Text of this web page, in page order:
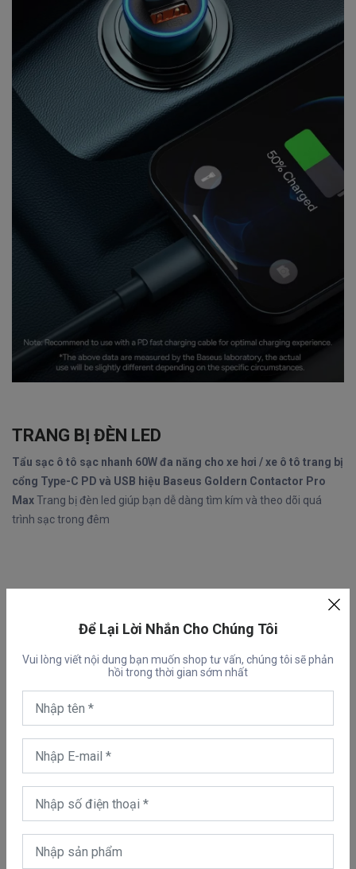
Để Lại Lời Nhắn Cho Chúng Tôi
Vui lòng viết nội dung bạn muốn shop tư vấn, chúng tôi sẽ phản
hồi trong thời gian sớm nhất
TRANG BỊ ĐÈN LED
Tẩu sạc ô tô sạc nhanh 60W đa năng cho xe hơi / xe ô tô trang bị
cổng Type-C PD và USB hiệu Baseus Goldern Contactor Pro
MaxTrang bị đèn led giúp bạn dễ dàng tìm kím và theo dõi quá
trình sạc trong đêm